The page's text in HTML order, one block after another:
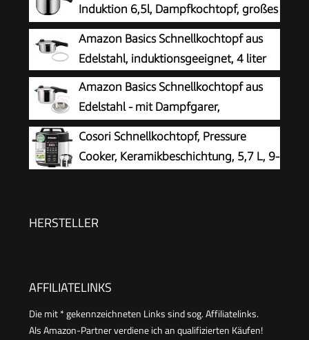
Induktion 6,5l, Dampfkochtopf, großes
Kochsignal, 2 Kochstufen,
abnehmbarer Deckelgriff, Cromargan Edelstahl
Amazon Basics Schnellkochtopf aus
Edelstahl, induktionsgeeignet, 4 liter
Amazon Basics Schnellkochtopf aus
Edelstahl - mit Dampfgarer,
induktionsgeeignet - 6 l, Silber
Cosori Schnellkochtopf, Pressure
Cooker, Keramikbeschichtung, 5,7 L, 9-
HERSTELLER
AFFILIATELINKS
Die mit * gekennzeichneten Links sind sog. Affiliatelinks.
Als Amazon-Partner verdiene ich an qualifizierten Käufen!